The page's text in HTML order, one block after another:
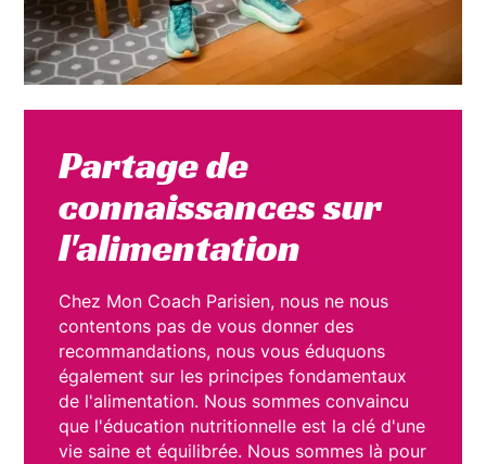
Partage de
connaissances sur
l'alimentation
Chez Mon Coach Parisien, nous ne nous
contentons pas de vous donner des
recommandations, nous vous éduquons
également sur les principes fondamentaux
de l'alimentation. Nous sommes convaincu
que l'éducation nutritionnelle est la clé d'une
vie saine et équilibrée. Nous sommes là pour